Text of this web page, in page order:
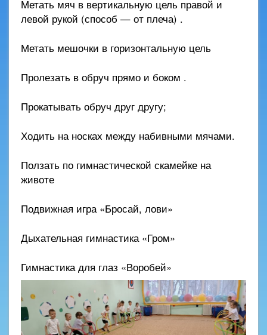
Метать мяч в вертикальную цель правой и
левой рукой (способ — от плеча) .
Метать мешочки в горизонтальную цель
Пролезать в обруч прямо и боком .
Прокатывать обруч друг другу;
Ходить на носках между набивными мячами.
Ползать по гимнастической скамейке на
животе
Подвижная игра «Бросай, лови»
Дыхательная гимнастика «Гром»
Гимнастика для глаз «Воробей»